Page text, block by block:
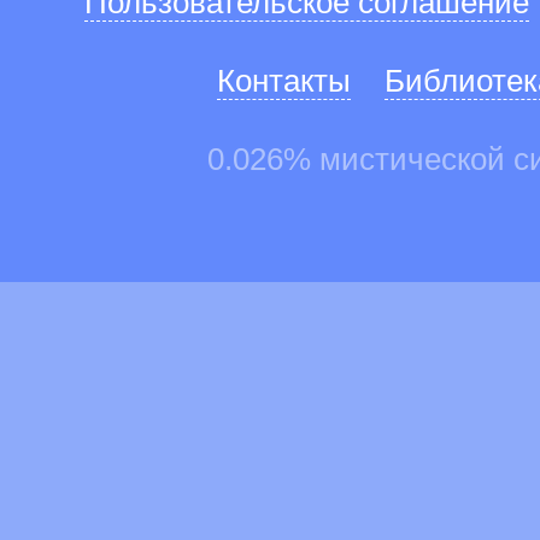
Контакты
0.026% мистической